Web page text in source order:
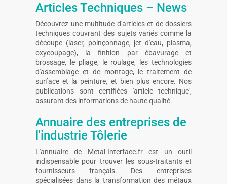
Articles Techniques – News
Découvrez une multitude d'articles et de dossiers
techniques couvrant des sujets variés comme la
découpe (laser, poinçonnage, jet d'eau, plasma,
oxycoupage), la finition par ébavurage et
brossage, le pliage, le roulage, les technologies
d'assemblage et de montage, le traitement de
surface et la peinture, et bien plus encore. Nos
publications sont certifiées 'article technique',
assurant des informations de haute qualité.
Annuaire des entreprises de
l'industrie Tôlerie
L'annuaire de Metal-Interface.fr est un outil
indispensable pour trouver les sous-traitants et
fournisseurs français. Des entreprises
spécialisées dans la transformation des métaux